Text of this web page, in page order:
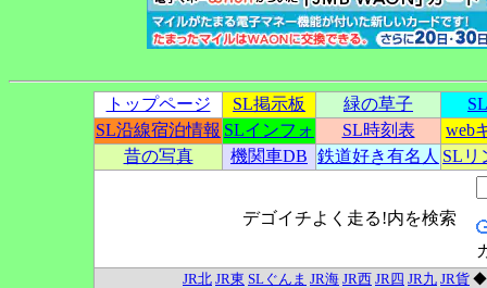
トップページ SL掲示板 緑の草子
SL沿線宿泊情報 SLインフォ SL時刻表
web
昔の写真
機関車DB 鉄道好き有名人 SLリ
デゴイチよく走る!内を検索
JR北 JR東 SLぐんま JR海 JR西 JR四 JR九 JR貨